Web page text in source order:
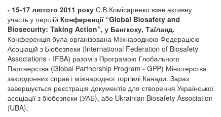
- 15-17 лютого 2011 року С.В.Комісаренко взяв активну
участь у першій Конференції “Global Biosafety and
Biosecurity: Taking Action”, у Бангкоку, Таїланд.
Конференція була організована Міжнародною Федерацією
Асоціацій з Біобезпеки (International Federation of Biosafety
Associations - IFBA) разом з Програмою Глобального
Партнерства (Global Partnership Program - GPP) Міністерства
закордонних справ і міжнародної торгівлі Канади. Зараз
завершується реєстрація документів для створення Української
асоціації з біобезпеки (УАБ), або Ukrainian Biosafety Association
(UBA);